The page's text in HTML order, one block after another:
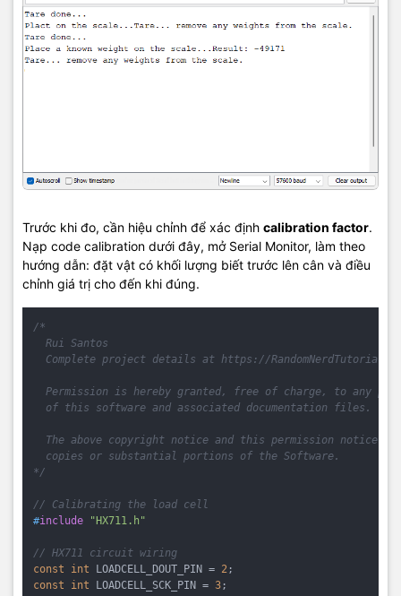
Trước khi đo, cần hiệu chỉnh để xác định calibration factor.
Nạp code calibration dưới đây, mở Serial Monitor, làm theo
hướng dẫn: đặt vật có khối lượng biết trước lên cân và điều
chỉnh giá trị cho đến khi đúng.
/*
  Rui Santos
Complete project details at https://
Permission is hereby granted, free of charge, to any
  of this software and associated documentation files.
The above copyright notice and this permission notice
  copies or substantial portions of the Software.
*/
// Calibrating the load cell
#include "HX711.h"
// HX711 circuit wiring
const
int LOADCELL_DOUT_PIN = 2
const
int LOADCELL_SCK_PIN = 3 ;